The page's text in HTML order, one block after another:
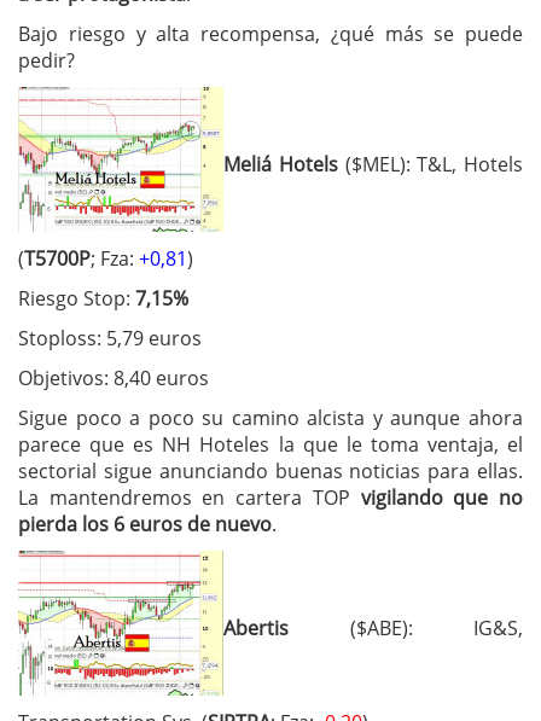
Bajo riesgo y alta recompensa, ¿qué más se puede
pedir?
Meliá Hotels ($MEL): T&L, Hotels
(T5700P; Fza: +0,81)
Riesgo Stop: 7,15%
Stoploss: 5,79 euros
Objetivos: 8,40 euros
Sigue poco a poco su camino alcista y aunque ahora
parece que es NH Hoteles la que le toma ventaja, el
sectorial sigue anunciando buenas noticias para ellas.
La mantendremos en cartera TOP vigilando que no
pierda los 6 euros de nuevo.
Abertis ($ABE): IG&S,